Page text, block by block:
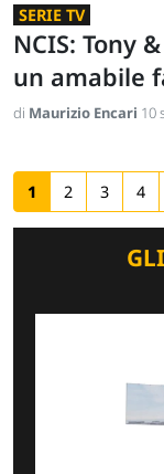
SERIE TV
NCIS: Tony
un amabile
di Maurizio Encari 10
1 2 3 4